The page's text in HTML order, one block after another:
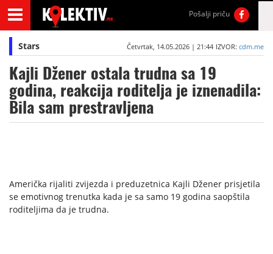
Pošalji priču
Stars Četvrtak, 14.05.2026 | 21:44 IZVOR: cdm.me
Kajli Džener ostala trudna sa 19
godina, reakcija roditelja je iznenadila:
Bila sam prestravljena
Američka rijaliti zvijezda i preduzetnica Kajli Džener prisjetila
se emotivnog trenutka kada je sa samo 19 godina saopštila
roditeljima da je trudna.